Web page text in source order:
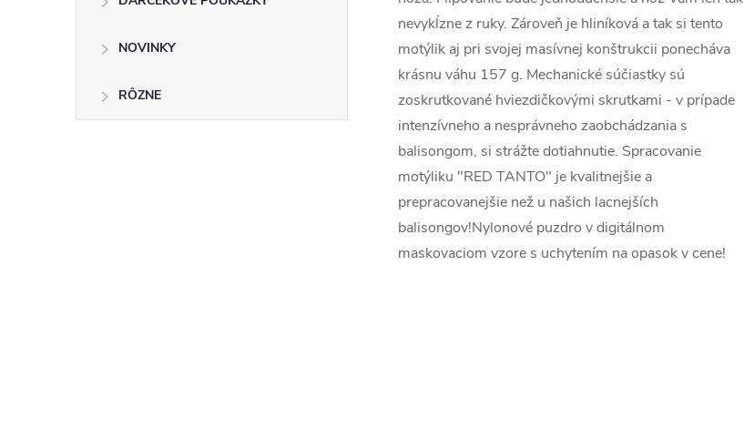
NOVINKY
RÔZNE
nevykĺzne z ruky. Zároveň je hliníková a tak si tento
motýlik aj pri svojej masívnej konštrukcii ponecháva
krásnu váhu 157 g. Mechanické súčiastky sú
zoskrutkované hviezdičkovými skrutkami - v prípade
intenzívneho a nesprávneho zaobchádzania s
balisongom, si strážte dotiahnutie. Spracovanie
motýliku "RED TANTO" je kvalitnejšie a
prepracovanejšie než u našich lacnejších
balisongov!Nylonové puzdro v digitálnom
maskovaciom vzore s uchytením na opasok v cene!